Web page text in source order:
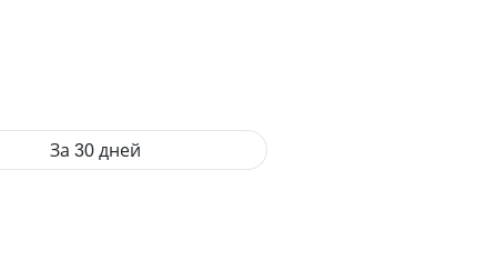
За 30 дней